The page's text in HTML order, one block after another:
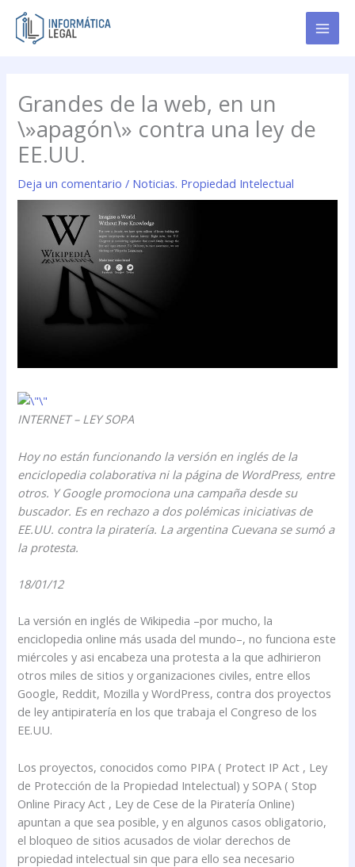
contenido
Grandes de la web, en un
\»apagón\» contra una ley de
EE.UU.
Deja un comentario / Noticias. Propiedad Intelectual
INTERNET – LEY SOPA
Hoy no están funcionando la versión en inglés de la
enciclopedia colaborativa ni la página de WordPress, entre
otros. Y Google promociona una campaña desde su
buscador. Es en rechazo a dos polémicas iniciativas de
EE.UU. contra la piratería. La argentina Cuevana se sumó a
la protesta.
18/01/12
La versión en inglés de Wikipedia –por mucho, la
enciclopedia online más usada del mundo–, no funciona este
miércoles y asi encabeza una protesta a la que adhirieron
otros miles de sitios y organizaciones civiles, entre ellos
Google, Reddit, Mozilla y WordPress, contra dos proyectos
de ley antipiratería en los que trabaja el Congreso de los
EE.UU.
Los proyectos, conocidos como PIPA ( Protect IP Act , Ley
de Protección de la Propiedad Intelectual) y SOPA ( Stop
Online Piracy Act , Ley de Cese de la Piratería Online)
apuntan a que sea posible, y en algunos casos obligatorio,
el bloqueo de sitios acusados de violar derechos de
propiedad intelectual sin que para ello sea necesario